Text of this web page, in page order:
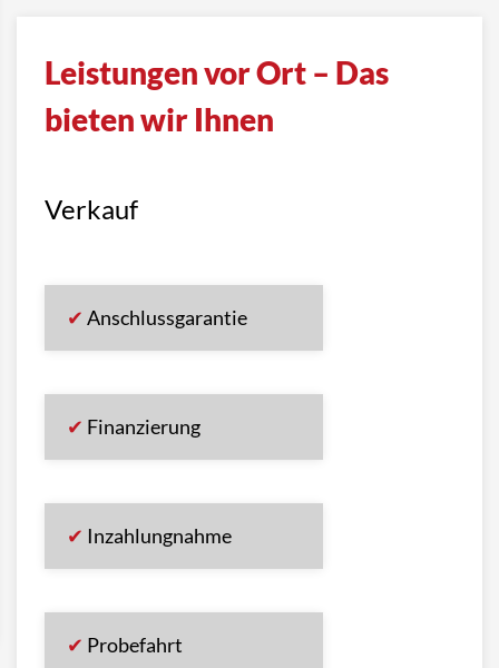
Leistungen vor Ort – Das
bieten wir Ihnen
Verkauf
Anschlussgarantie
Finanzierung
Inzahlungnahme
Probefahrt